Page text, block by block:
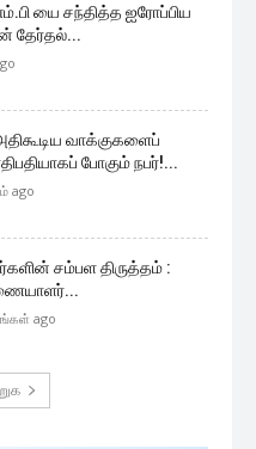
யை சந்தித்த ஐரோப்பிய
தேர்தல்...
வாக்குகளைப்
போகும் நபர்!...
ago
சம்பள திருத்தம் :
ago